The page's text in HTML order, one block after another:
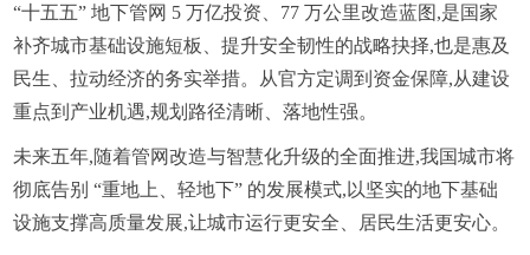
“十五五” 地下管网 5 万亿投资、77 万公里改造蓝图,是国家
补齐城市基础设施短板、提升安全韧性的战略抉择,也是惠及
民生、拉动经济的务实举措。从官方定调到资金保障,从建设
重点到产业机遇,规划路径清晰、落地性强。
未来五年,随着管网改造与智慧化升级的全面推进,我国城市将
彻底告别 “重地上、轻地下” 的发展模式,以坚实的地下基础
设施支撑高质量发展,让城市运行更安全、居民生活更安心。